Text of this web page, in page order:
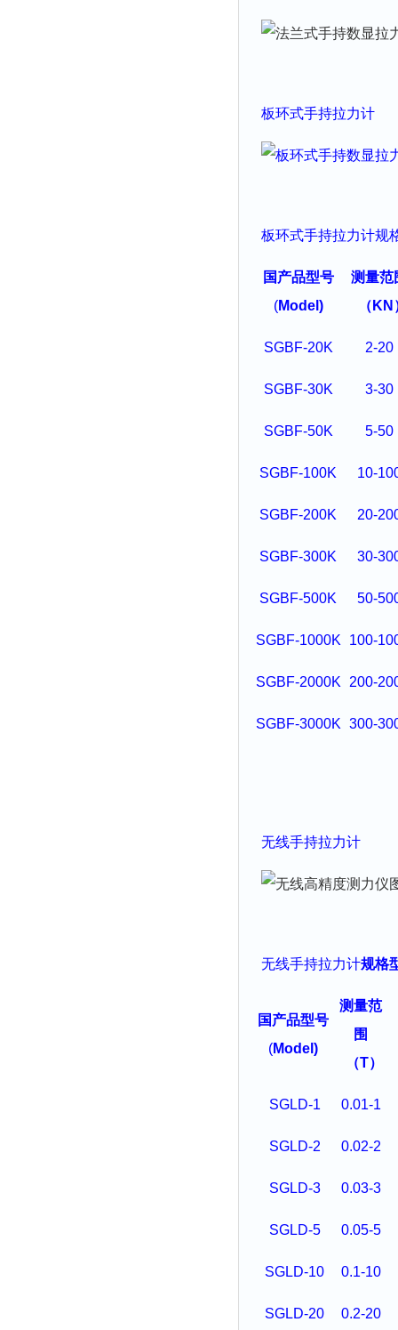
板环式手持拉力计
板环式手持拉力计规
国产品型号
(Model)
测量范
（ KN
SGBF-20K 2-20
SGBF-30K 3-30
SGBF-50K 5-50
SGBF-100K 10-
SGBF-200K 20-
SGBF-300K 30-
SGBF-500K 50-
SGBF-1000K 100-
SGBF-2000K 200-
SGBF-3000K 300-
无线手持拉力计
无线手持拉力计规格
国产品型号
(Model)
测量范
围
（T）
SGLD-1 0.01-1
SGLD-2 0.02-2
SGLD-3 0.03-3
SGLD-5 0.05-5
SGLD-10 0.1-10
SGLD-20 0.2-20